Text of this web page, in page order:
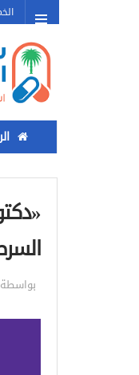
السرطان
بواسطة